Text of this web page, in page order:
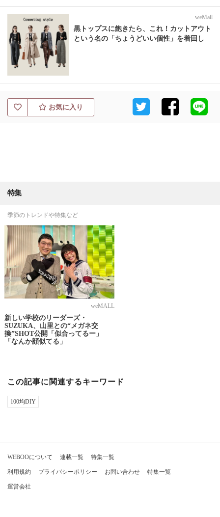
weMall
黒トップスに飽きたら、これ！カットアウト
という名の「ちょうどいい個性」を着回し
お気に入り
特集
季節のトレンドや特集など
weMALL
新しい学校のリーダーズ・
SUZUKA、山里との“メガネ交
換”SHOT公開「似合ってるー」
「なんか顔似てる」
この記事に関連するキーワード
100均DIY
WEBOOについて 連載一覧 特集一覧
利用規約 プライバシーポリシー お問い合わせ 特集一覧
運営会社